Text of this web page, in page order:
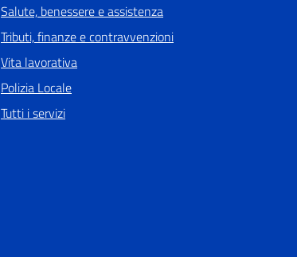
Salute, benessere e assistenza
Tributi, finanze e contravvenzioni
Vita lavorativa
Polizia Locale
Tutti i servizi